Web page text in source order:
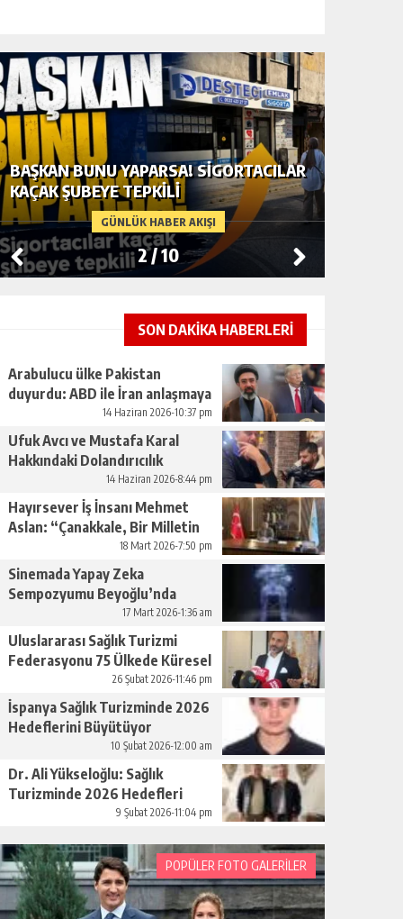
GÜNLÜK HABER AKIŞI
BAŞKAN BUNU YAPARSA! SIGORTACILAR
KAÇAK ŞUBEYE TEPKILI
2/10
SON DAKİKA HABERLERİ
Arabulucu ülke Pakistan
duyurdu: ABD ile İran anlaşmaya
14 Haziran 2026-10:37 pm
Ufuk Avcı ve Mustafa Karal
Hakkındaki Dolandırıcılık
İddiaları Büyüyor14 Haziran 2026-8:44 pm
Hayırsever İş İnsanı Mehmet
Aslan: “Çanakkale, Bir Milletin
Yeniden Doğuşudur”18 Mart 2026-7:50 pm
Sinemada Yapay Zeka
Sempozyumu Beyoğlu’nda
17 Mart 2026-1:36 am
Uluslararası Sağlık Turizmi
Federasyonu 75 Ülkede Küresel
26 Şubat 2026-11:46 pm
İspanya Sağlık Turizminde 2026
Hedeflerini Büyütüyor
10 Şubat 2026-12:00 am
Dr. Ali Yükseloğlu: Sağlık
Turizminde 2026 Hedefleri
9 Şubat 2026-11:04 pm
POPÜLER FOTO GALERİLER